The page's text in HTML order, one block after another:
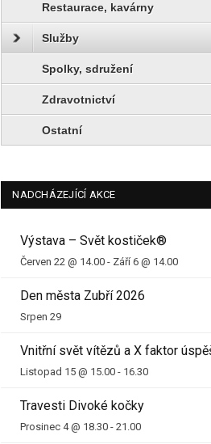
Restaurace, kavárny
Služby
Spolky, sdružení
Zdravotnictví
Ostatní
NADCHÁZEJÍCÍ AKCE
Výstava – Svět kostiček®
Červen 22 @ 14.00 - Září 6 @ 14.00
Den města Zubří 2026
Srpen 29
Vnitřní svět vítězů a X faktor
Listopad 15 @ 15.00 - 16.30
Travesti Divoké kočky
Prosinec 4 @ 18.30 -21.00